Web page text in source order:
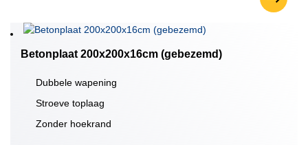
Betonplaat 200x200x16cm (gebezemd)
Dubbele wapening
Stroeve toplaag
Zonder hoekrand